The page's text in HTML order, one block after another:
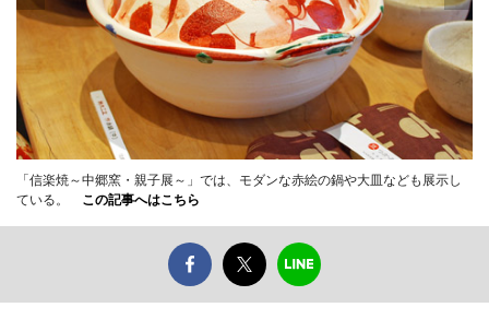
「信楽焼～中郷窯・親子展～」では、モダンな赤絵の鍋や大皿なども展示し
ている。 この記事へはこちら